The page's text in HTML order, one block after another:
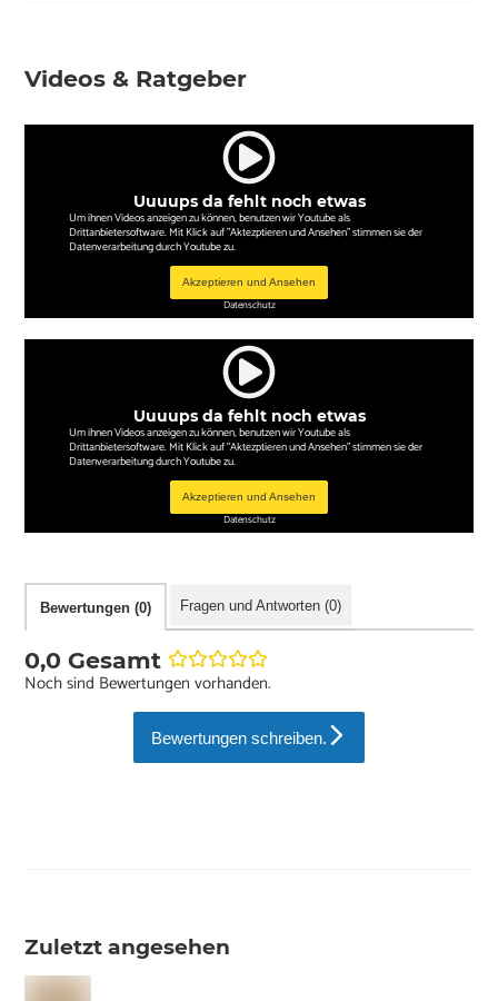
Videos & Ratgeber
Uuuups da fehlt noch etwas
Um ihnen Videos anzeigen zu können, benutzen wir Youtube als
Drittanbietersoftware. Mit Klick auf "Aktezptieren und Ansehen" stimmen sie der
Datenverarbeitung durch Youtube zu.
Akzeptieren und Ansehen
Datenschutz
Uuuups da fehlt noch etwas
Um ihnen Videos anzeigen zu können, benutzen wir Youtube als
Drittanbietersoftware. Mit Klick auf "Aktezptieren und Ansehen" stimmen sie der
Datenverarbeitung durch Youtube zu.
Akzeptieren und Ansehen
Datenschutz
Bewertungen (0) Fragen und Antworten (0)
0,0 Gesamt
Noch sind Bewertungen vorhanden.
Bewertungen schreiben.
Zuletzt angesehen